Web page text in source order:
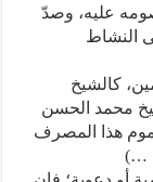
عليه، وصدّ
النشاط
كالشيخ
محمد الحسن
هذا المصرف
…)